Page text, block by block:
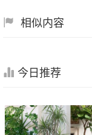
相似内容
今日推荐